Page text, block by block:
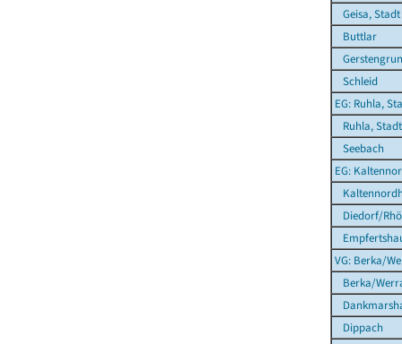
Geisa, Stadt
Buttlar
Schleid
EG: Ruhla,
Ruhla, Stadt
Seebach
EG:
Diedorf/
VG: Berka/
Berka/
Dippach